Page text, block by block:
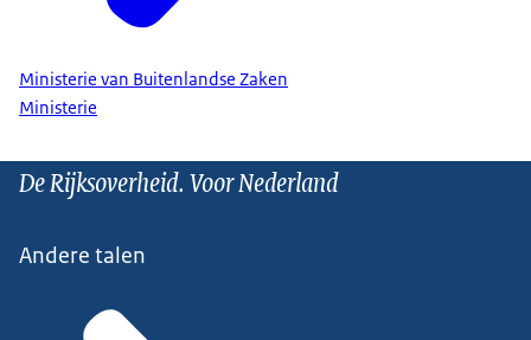
Ministerie van Buitenlandse Zaken
Ministerie
De Rijksoverheid. Voor Nederland
Andere talen